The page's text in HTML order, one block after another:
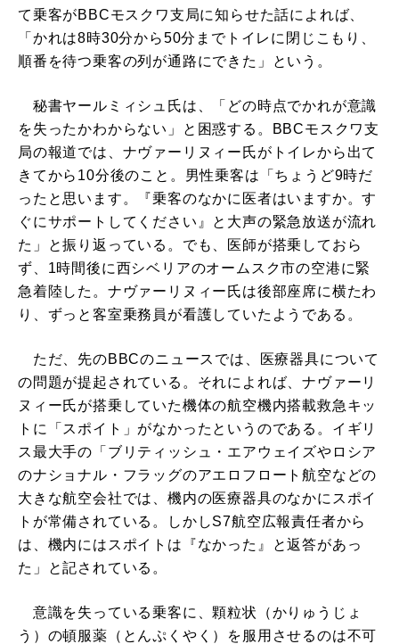
て乗客がBBCモスクワ支局に知らせた話によれば、
「かれは8時30分から50分までトイレに閉じこもり、
順番を待つ乗客の列が通路にできた」という。
秘書ヤールミィシュ氏は、「どの時点でかれが意識
を失ったかわからない」と困惑する。BBCモスクワ支
局の報道では、ナヴァーリヌィー氏がトイレから出て
きてから10分後のこと。男性乗客は「ちょうど9時だ
ったと思います。『乗客のなかに医者はいますか。す
ぐにサポートしてください』と大声の緊急放送が流れ
た」と振り返っている。でも、医師が搭乗しておら
ず、1時間後に西シベリアのオームスク市の空港に緊
急着陸した。ナヴァーリヌィー氏は後部座席に横たわ
り、ずっと客室乗務員が看護していたようである。
ただ、先のBBCのニュースでは、医療器具について
の問題が提起されている。それによれば、ナヴァーリ
ヌィー氏が搭乗していた機体の航空機内搭載救急キッ
トに「スポイト」がなかったというのである。イギリ
ス最大手の「ブリティッシュ・エアウェイズやロシア
のナショナル・フラッグのアエロフロート航空などの
大きな航空会社では、機内の医療器具のなかにスポイ
トが常備されている。しかしS7航空広報責任者から
は、機内にはスポイトは『なかった』と返答があっ
た」と記されている。
意識を失っている乗客に、顆粒状（かりゅうじょ
う）の頓服薬（とんぷくやく）を服用させるのは不可